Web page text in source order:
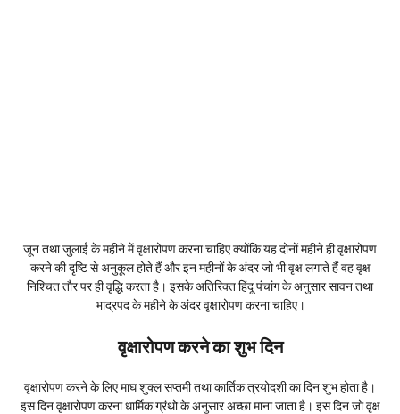
जून तथा जुलाई के महीने में वृक्षारोपण करना चाहिए क्योंकि यह दोनों महीने ही वृक्षारोपण
करने की दृष्टि से अनुकूल होते हैं और इन महीनों के अंदर जो भी वृक्ष लगाते हैं वह वृक्ष
निश्चित तौर पर ही वृद्धि करता है। इसके अतिरिक्त हिंदू पंचांग के अनुसार सावन तथा
भाद्रपद के महीने के अंदर वृक्षारोपण करना चाहिए।
वृक्षारोपण करने का शुभ दिन
वृक्षारोपण करने के लिए माघ शुक्ल सप्तमी तथा कार्तिक त्रयोदशी का दिन शुभ होता है।
इस दिन वृक्षारोपण करना धार्मिक ग्रंथो के अनुसार अच्छा माना जाता है। इस दिन जो वृक्ष